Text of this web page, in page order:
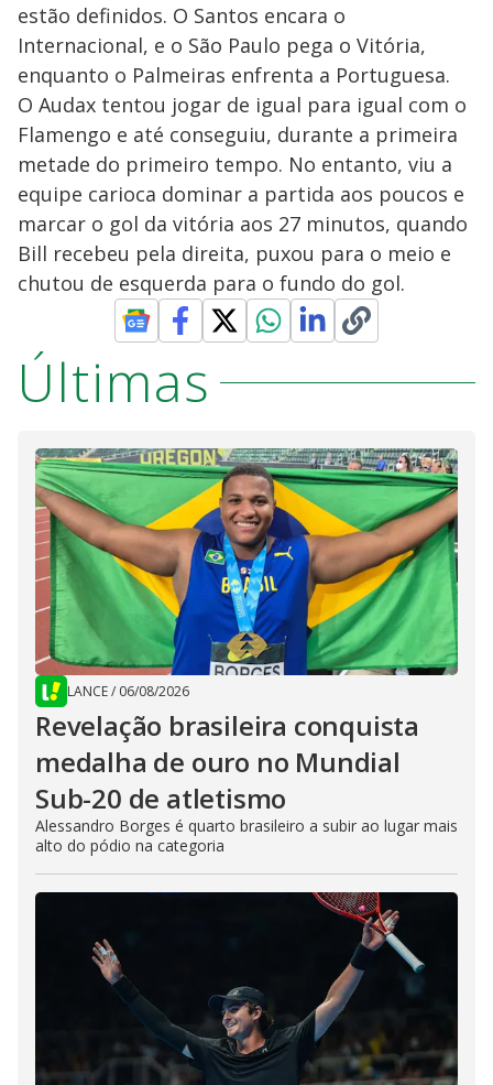
estão definidos. O Santos encara o
Internacional, e o São Paulo pega o Vitória,
enquanto o Palmeiras enfrenta a Portuguesa.
O Audax tentou jogar de igual para igual com o
Flamengo e até conseguiu, durante a primeira
metade do primeiro tempo. No entanto, viu a
equipe carioca dominar a partida aos poucos e
marcar o gol da vitória aos 27 minutos, quando
Bill recebeu pela direita, puxou para o meio e
chutou de esquerda para o fundo do gol.
Últimas
LANCE/ 06/08/2026
Revelação brasileira conquista
medalha de ouro no Mundial
Sub-20 de atletismo
Alessandro Borges é quarto brasileiro a subir ao lugar mais
alto do pódio na categoria